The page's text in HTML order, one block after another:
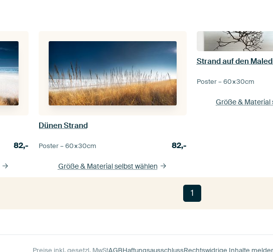
82,-
Dünen Strand
Poster –60×30cm 82,-
Größe & Material selbst wählen
Poster –60×30cm
Größe & Material
1
Preise inkl. gesetzl. MwStAGBHaftungsausschlussRechtswidrige Inhalte